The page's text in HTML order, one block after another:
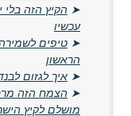
➤
עכשיו
➤טיפים
הראשון
➤איך לגזום
➤ הצמח הזה
מושלם לקיץ